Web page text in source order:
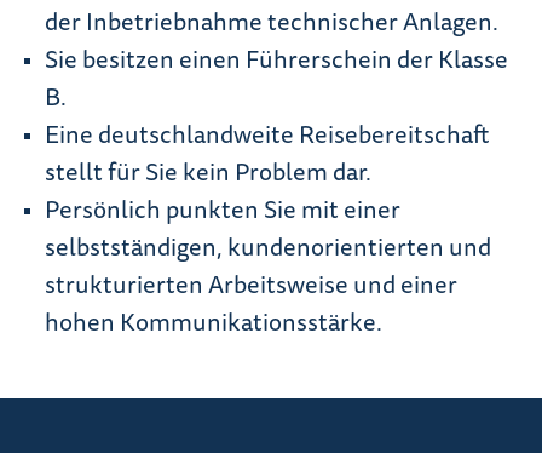
der Inbetriebnahme technischer Anlagen.
Sie besitzen einen Führerschein der Klasse
B.
Eine deutschlandweite Reisebereitschaft
stellt für Sie kein Problem dar.
Persönlich punkten Sie mit einer
selbstständigen, kundenorientierten und
strukturierten Arbeitsweise und einer
hohen Kommunikationsstärke.